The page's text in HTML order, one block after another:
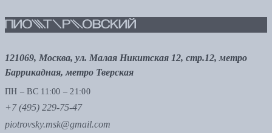
121069, Москва, ул. Малая Никитская 12, стр.12, метро
Баррикадная, метро Тверская
ПН – ВС 11:00 – 21:00
+7 (495) 229-75-47
piotrovsky.msk@gmail.com